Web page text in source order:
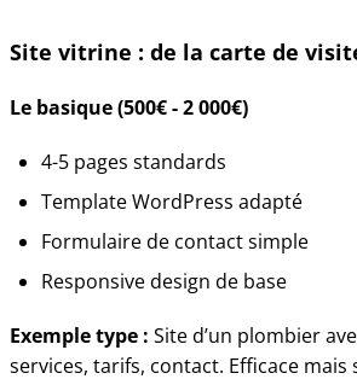
Site vitrine : de la carte de
Le basique (500€ - 2 000€)
4-5 pages standards
Template WordPress adapté
Formulaire de contact simple
Responsive design de base
Exemple type : Site d’un plombier
services, tarifs, contact. Efficace